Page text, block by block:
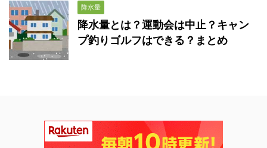
降水量
降水量とは？運動会は中止？キャン
プ釣りゴルフはできる？まとめ